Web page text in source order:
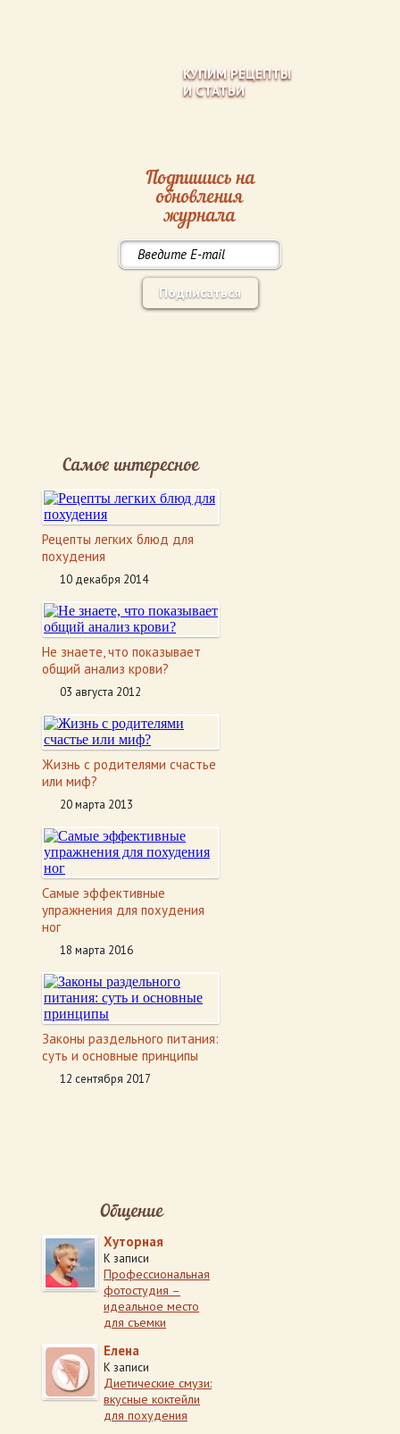
КУПИМ РЕЦЕПТЫ
И СТАТЬИ
Подпишись на
обновления
журнала
Подписаться
Самое интересное
Рецепты легких блюд для
похудения
10 декабря 2014
Не знаете, что показывает
общий анализ крови?
03 августа 2012
Жизнь с родителями счастье
или миф?
20 марта 2013
Самые эффективные
упражнения для похудения
ног
18 марта 2016
Законы раздельного питания:
суть и основные принципы
12 сентября 2017
Общение
Хуторная
К записи
Профессиональная
фотостудия –
идеальное место
для съемки
Елена
К записи
Диетические смузи:
вкусные коктейли
для похудения